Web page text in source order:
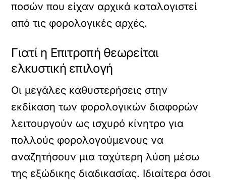
ποσών που είχαν αρχικά καταλογιστεί
από τις φορολογικές αρχές.
Γιατί η Επιτροπή θεωρείται
ελκυστική επιλογή
Οι μεγάλες καθυστερήσεις στην
εκδίκαση των φορολογικών διαφορών
λειτουργούν ως ισχυρό κίνητρο για
πολλούς φορολογούμενους να
αναζητήσουν μια ταχύτερη λύση μέσω
της εξώδικης διαδικασίας. Ιδιαίτερα όσοι